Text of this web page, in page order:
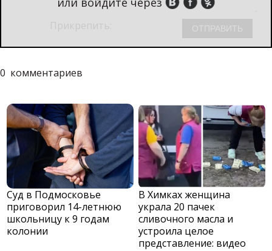
0 комментариев
Суд в Подмосковье
приговорил 14-летнюю
школьницу к 9 годам
колонии
В Химках женщина
украла 20 пачек
сливочного масла и
устроила целое
представление: видео